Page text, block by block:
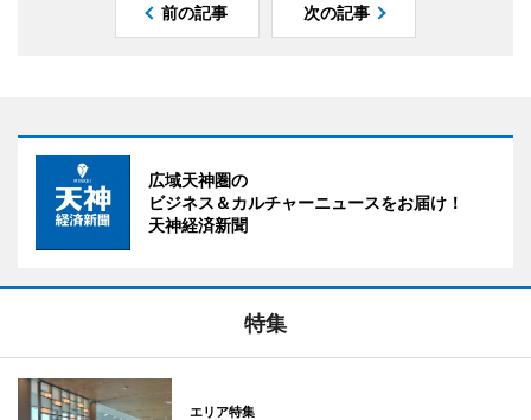
前の記事 次の記事
広域天神圏の
ビジネス＆カルチャーニュースをお届け！
天神経済新聞
特集
エリア特集